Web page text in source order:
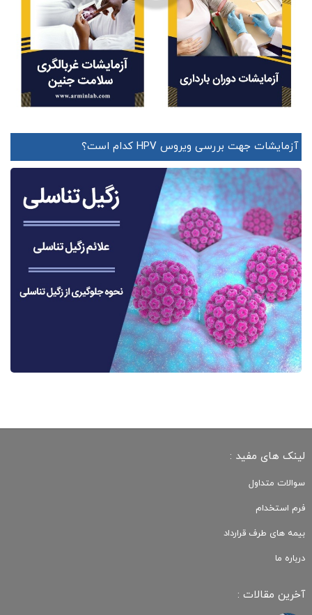
آزمایشات جهت بررسی ویروس HPV کدام است؟
لینک های مفید :
سوالات متداول
فرم استخدام
بیمه های طرف قرارداد
درباره ما
آخرین مقالات :